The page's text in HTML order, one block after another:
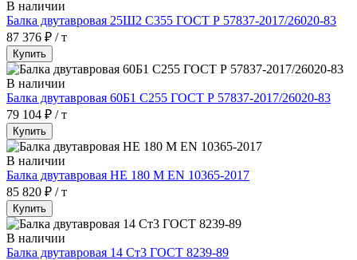
В наличии
Балка двутавровая 25Ш2 С355 ГОСТ Р 57837-2017/26020-83
87 376 ₽ / т
Купить
В наличии
Балка двутавровая 60Б1 С255 ГОСТ Р 57837-2017/26020-83
79 104 ₽ / т
Купить
В наличии
Балка двутавровая HE 180 M EN 10365-2017
85 820 ₽ / т
Купить
В наличии
Балка двутавровая 14 Ст3 ГОСТ 8239-89